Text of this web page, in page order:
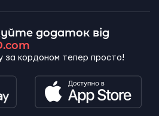
додаток від
за кордоном тепер просто!